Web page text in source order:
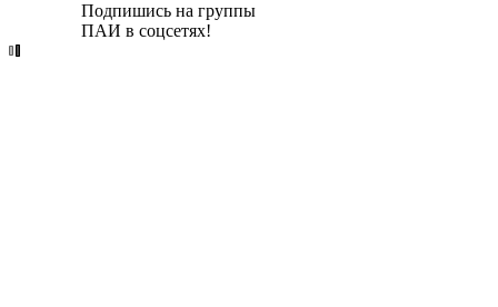
Подпишись на группы
ПАИ в соцсетях!